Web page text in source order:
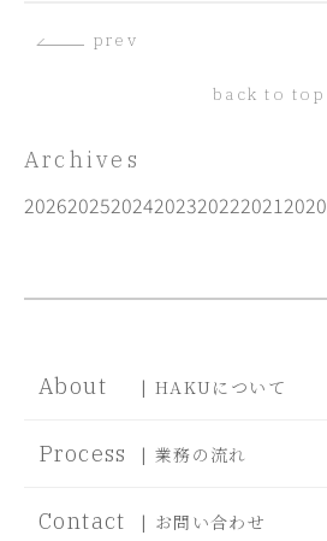
prev
back to top
Archives
202620252024202320222021 2020
About | HAKUについて
Process | 業務の流れ
Contact | お問い合わせ